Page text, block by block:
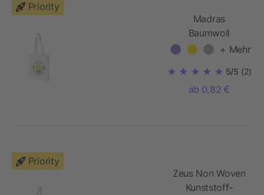
Priority
Madras
Baumwoll
Tragetasche+ Mehr
5/5 (2)
ab 0,82 €
Priority
Zeus Non Woven
Kunststoff-